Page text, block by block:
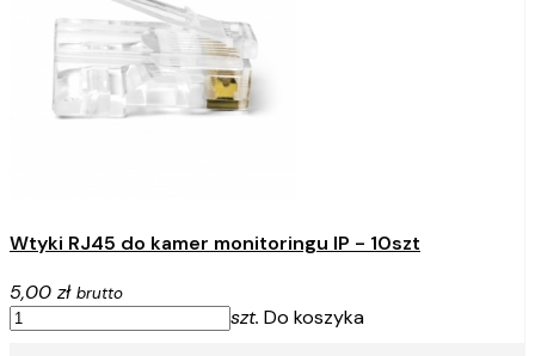
Wtyki RJ45 do kamer monitoringu IP - 10szt
5,00 zł brutto
szt. Do koszyka